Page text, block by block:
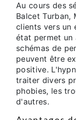
Au cours des
Balcet Turban,
clients vers un
état permet un
schémas de
peuvent être
positive.
traiter divers
phobies, les
d'autres.